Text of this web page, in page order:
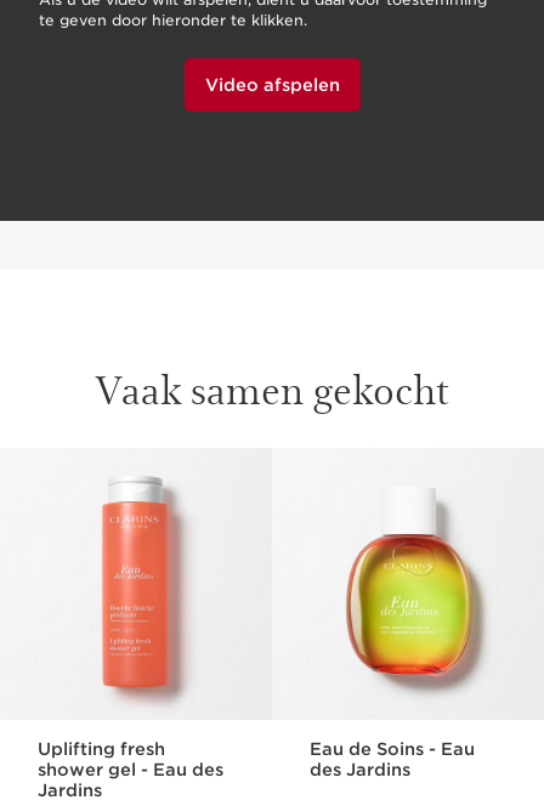
te geven door hieronder te klikken.
Video afspelen
Vaak samen gekocht
DOORGAAN NAAR INHOUD
Uplifting fresh
shower gel - Eau des
Jardins
Eau de Soins - Eau
des Jardins